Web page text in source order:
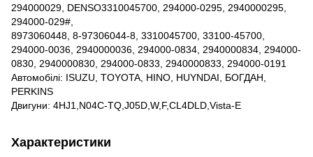
294000029, DENSO3310045700, 294000-0295, 2940000295,
294000-029#,
8973060448, 8-97306044-8, 3310045700, 33100-45700,
294000-0036, 2940000036, 294000-0834, 2940000834, 294000-
0830, 2940000830, 294000-0833, 2940000833, 294000-0191
Автомобілі: ISUZU, TOYOTA, HINO, HUYNDAI, БОГДАН,
PERKINS
Двигуни: 4HJ1,N04C-TQ,J05D,W,F,CL4DLD,Vista-E
Характеристики